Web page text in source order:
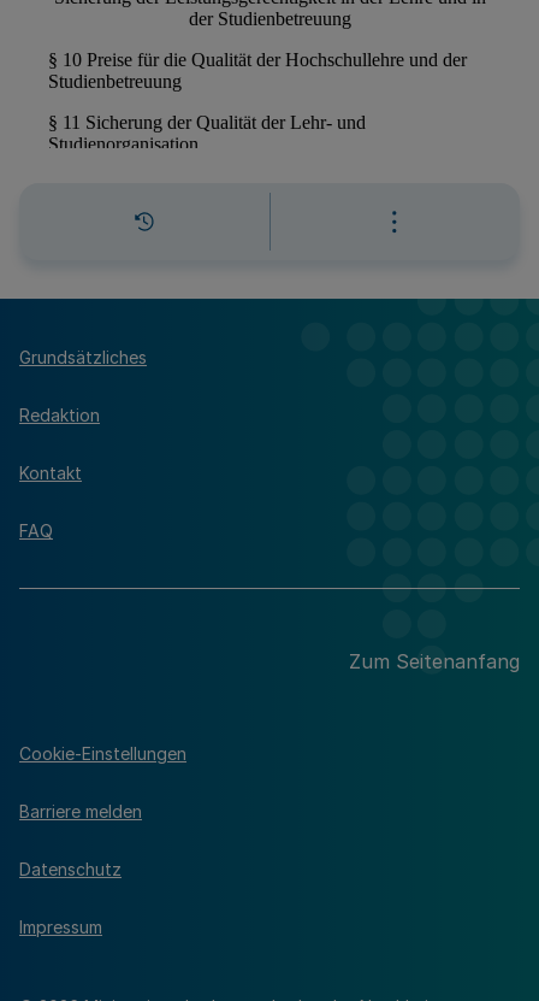
Grundsätzliches
Redaktion
Kontakt
FAQ
Zum Seitenanfang
Cookie-Einstellungen
Barriere melden
Datenschutz
Impressum